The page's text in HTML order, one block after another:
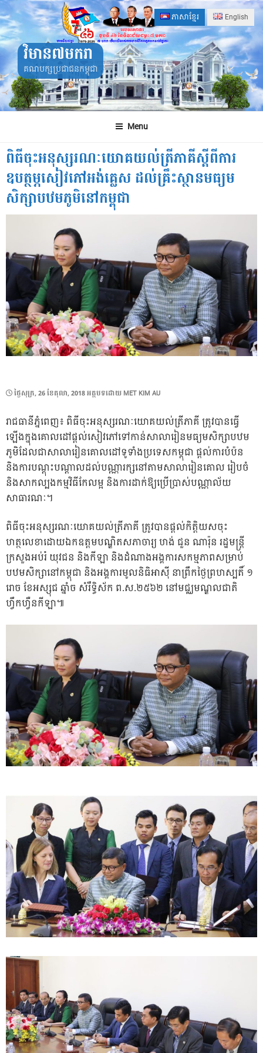
Skip
to
content
ភាសាខ្មែរ English
វិមាន៧មករា
គណបក្សប្រជាជនកម្ពុជា
Menu
ពិធី​ចុះ​អនុស្សរណៈយោគយល់​ត្រី​ភាគី​ស្ដីពី​ការ​​​​​
ឧបត្ថម្ភ​សៀវភៅ​អង់គ្លេស ដល់​គ្រឹះស្ថាន​មធ្យម​
សិក្សា​​បឋម​ភូមិ​នៅ​កម្ពុជា
POSTED
ថ្ងៃ​សុក្រ, 26 ខែ​តុលា, 2018អត្ថបទដោយ MET KIM AU
រាជធានី​ភ្នំពេញ៖ ពិធី​ចុះ​អនុស្សរណៈយោគយល់​ត្រី​ភាគី​ ត្រូវ​បាន​ធ្វើ​
ឡើង​ក្នុង​គោលដៅ​​​​ផ្ដល់​សៀវភៅ​ទៅ​កាន់​សាលា​រៀន​មធ្យម​សិក្សា​បឋម
ភូមិ​ដែល​ជា​សាលា​រៀន​គោលដៅ​ទូទាំង​ប្រទេស​កម្ពុជា ផ្ដល់​ការ​បំប៉ន
និង​ការ​បណ្ដុះបណ្ដាល​ដល់​បណ្ណារក្ស​នៅ​តាម​សាលា​រៀន​គោល រៀប​ចំ​
និង​សាកល្បង​កម្មវិធី​កែ​លម្អ និង​ការ​ដាក់​ឱ្យ​ប្រើប្រាស់​បណ្ណាល័យ​
សាធារណៈ​។
ពិធី​ចុះ​អនុស្សរណៈយោគយល់​ត្រី​ភាគី​ ត្រូវ​បាន​​ផ្ដល់​កិត្តិយស​ចុះ​
ហត្ថលេខា​ដោយ​ឯកឧត្ដម​បណ្ឌិត​សភាចារ្យ ហង់ ជួន ណារ៉ុន រដ្ឋមន្ត្រី​
ក្រសួង​អប់រំ យុវជន និង​កីឡា និង​ដំណាង​អង្គការ​សកម្មភាព​សម្រាប់​
បឋម​សិក្សា​នៅ​កម្ពុជា និង​អង្គការ​មូលនិធិ​អាស៊ី នា​ព្រឹក​ថ្ងៃ​ព្រហស្បតិ៍ ១​
រោច ខែ​អស្សុជ ឆ្នាំ​ច សំរឹទ្ធិស័ក ព.ស.​២៥៦២ នៅ​មជ្ឈមណ្ឌល​ជាតិ​
ហ្វឹកហ្វឺន​កីឡា៕